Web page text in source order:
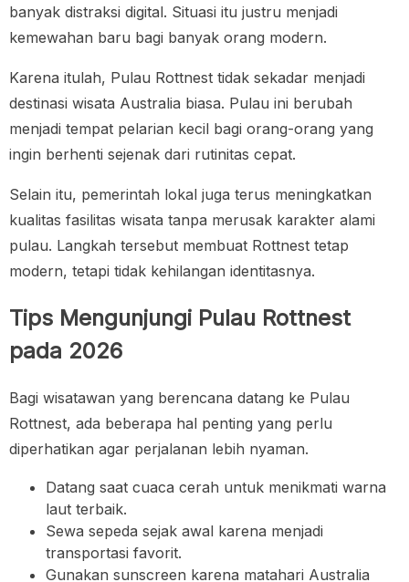
banyak distraksi digital. Situasi itu justru menjadi
kemewahan baru bagi banyak orang modern.
Karena itulah, Pulau Rottnest tidak sekadar menjadi
destinasi wisata Australia biasa. Pulau ini berubah
menjadi tempat pelarian kecil bagi orang-orang yang
ingin berhenti sejenak dari rutinitas cepat.
Selain itu, pemerintah lokal juga terus meningkatkan
kualitas fasilitas wisata tanpa merusak karakter alami
pulau. Langkah tersebut membuat Rottnest tetap
modern, tetapi tidak kehilangan identitasnya.
Tips Mengunjungi Pulau Rottnest
pada 2026
Bagi wisatawan yang berencana datang ke Pulau
Rottnest, ada beberapa hal penting yang perlu
diperhatikan agar perjalanan lebih nyaman.
Datang saat cuaca cerah untuk menikmati warna
laut terbaik.
Sewa sepeda sejak awal karena menjadi
transportasi favorit.
Gunakan sunscreen karena matahari Australia